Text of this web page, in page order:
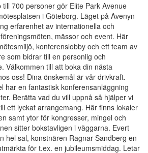
700 personer gör Elite Park Avenue
i Göteborg. Läget på Avenyn
erfarenhet av internationella och
mässor och event. Här
konferenslobby och ett team av
som bidrar till en personlig och
Välkommen till att boka din nästa
oss! Dina önskemål är vår drivkraft.
har en fantastisk konferensanläggning
Berätta vad du vill uppnå så hjälper vi
ett lyckat arrangemang. Här finns lokaler
samt ytor för kongresser, mingel och
sitter bokstavligen i väggarna. Evert
hel sal, konstnären Ragnar Sandberg en
för t.ex. en jubileumsmiddag. Letar